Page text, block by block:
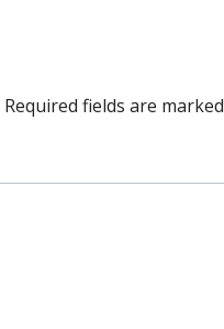
Required fields are marked